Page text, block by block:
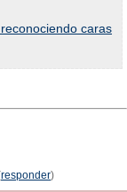
caras
responder)